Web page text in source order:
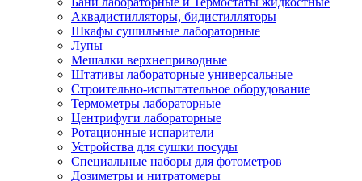
Аквадистилляторы, бидистилляторы
Шкафы сушильные лабораторные
Лупы
Мешалки верхнеприводные
Штативы лабораторные универсальные
Строительно-испытательное оборудование
Термометры лабораторные
Центрифуги лабораторные
Ротационные испарители
Устройства для сушки посуды
Специальные наборы для фотометров
Дозиметры и нитратомеры